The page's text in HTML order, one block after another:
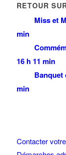
RETOUR
Miss et
min
16 h 11 min
Banquet
min
Contacter